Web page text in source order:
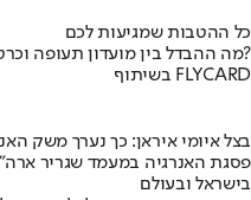
כל ההטבות שמגיעות לכם
מה ההבדל בין מועדון תעופה וכרטיס אשראי?
בשיתוף FLYCARD
בצל איומי איראן: כך נערך משק
פסגת האנרגיה במעמד שגריר
בישראל ובעולם